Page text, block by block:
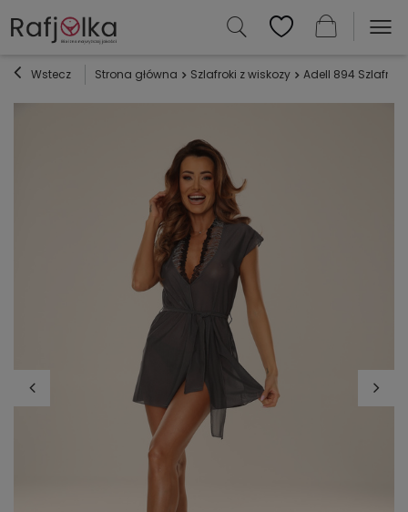
Wstecz Strona główna Szlafroki z wiskozy Adell 894 Szlafrok